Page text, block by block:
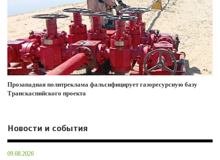
Прозападная политреклама фальсифицирует газоресурсную базу
Транскаспийского проекта
Новости и события
09.08.2026